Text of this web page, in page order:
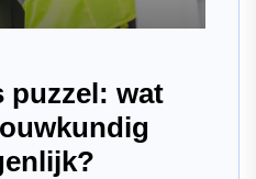
puzzel: wat